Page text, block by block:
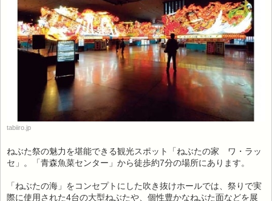
tabiiro.jp
ねぶた祭の魅力を堪能できる観光スポット「ねぶたの家 ワ・ラッ
セ」。「青森魚菜センター」から徒歩約7分の場所にあります。
「ねぶたの海」をコンセプトにした吹き抜けホールでは、祭りで実
際に使用された4台の大型ねぶたや、個性豊かなねぶた面などを展